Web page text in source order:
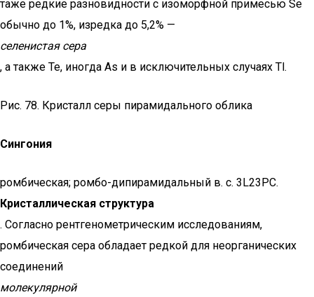
таже редкие разновидности с изоморфной примесью Se
обычно до 1%, изредка до 5,2% —
селенистая сера
, а также Те, иногда As и в исключительных случаях Тl.
Рис. 78. Кристалл серы пирамидального облика
Сингония
ромбическая; ромбо-дипирамидальный в. с. 3L23PC.
Кристаллическая структура
. Согласно рентгенометрическим исследованиям,
ромбическая сера обладает редкой для неорганических
соединений
молекулярной